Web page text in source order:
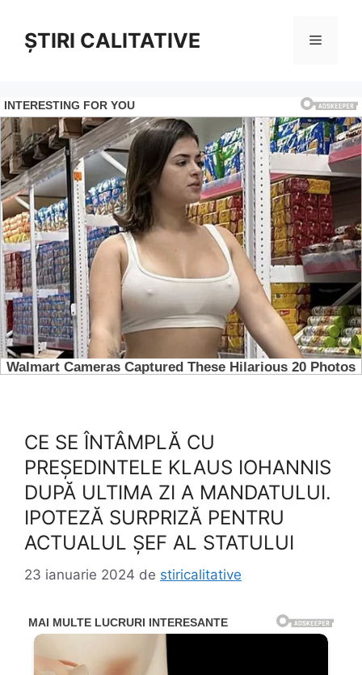
conținutȘTIRI CALITATIVE Meniu
CE SE ÎNTÂMPLĂ CU
PREȘEDINTELE KLAUS IOHANNIS
DUPĂ ULTIMA ZI A MANDATULUI.
IPOTEZĂ SURPRIZĂ PENTRU
ACTUALUL ȘEF AL STATULUI
23 ianuarie 2024 de stiricalitative